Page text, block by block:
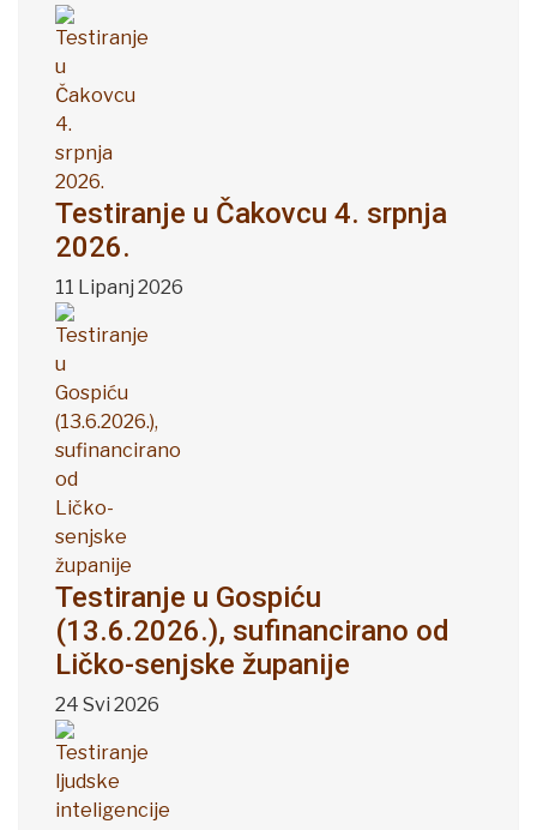
Testiranje u Čakovcu 4. srpnja
2026.
11 Lipanj 2026
Testiranje u Gospiću
(13.6.2026.), sufinancirano od
Ličko-senjske županije
24 Svi 2026